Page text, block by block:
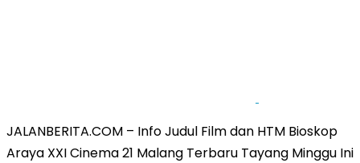
JALANBERITA.COM – Info Judul Film dan HTM Bioskop
Araya XXI Cinema 21 Malang Terbaru Tayang Minggu Ini